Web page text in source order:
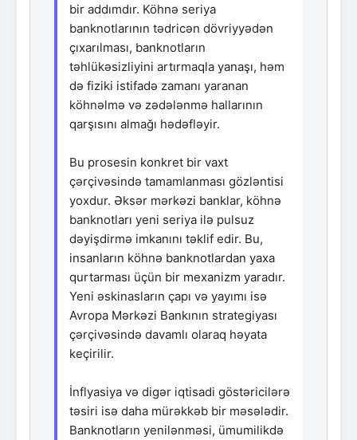
bir addımdır. Köhnə seriya
banknotlarının tədricən dövriyyədən
çıxarılması, banknotların
təhlükəsizliyini artırmaqla yanaşı, həm
də fiziki istifadə zamanı yaranan
köhnəlmə və zədələnmə hallarının
qarşısını almağı hədəfləyir.
Bu prosesin konkret bir vaxt
çərçivəsində tamamlanması gözləntisi
yoxdur. Əksər mərkəzi banklar, köhnə
banknotları yeni seriya ilə pulsuz
dəyişdirmə imkanını təklif edir. Bu,
insanların köhnə banknotlardan yaxa
qurtarması üçün bir mexanizm yaradır.
Yeni əskinasların çapı və yayımı isə
Avropa Mərkəzi Bankının strategiyası
çərçivəsində davamlı olaraq həyata
keçirilir.
İnflyasiya və digər iqtisadi göstəricilərə
təsiri isə daha mürəkkəb bir məsələdir.
Banknotların yenilənməsi, ümumilikdə